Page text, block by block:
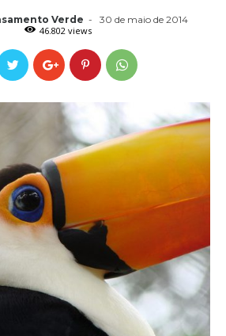
Verde -
30 de maio de 2014
46.802 views